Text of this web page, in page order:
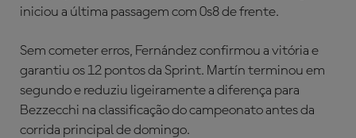
iniciou a última passagem com 0s8 de frente.
Sem cometer erros, Fernández confirmou a vitória e
garantiu os 12 pontos da Sprint. Martín terminou em
segundo e reduziu ligeiramente a diferença para
Bezzecchi na classificação do campeonato antes da
corrida principal de domingo.